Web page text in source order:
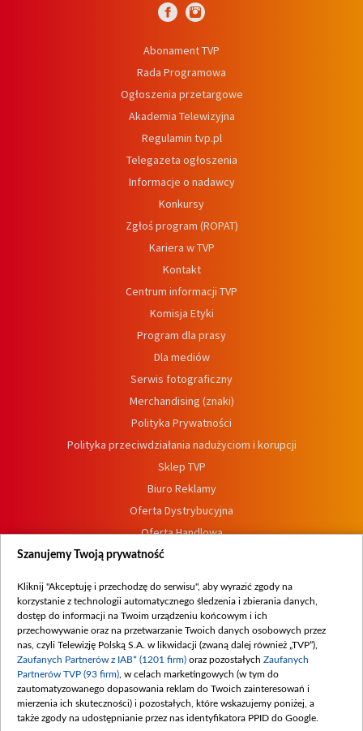
Abonament TVP
Rada Programowa
Ogłoszenia przetargowe
Akademia Telewizyjna
Regulamin tvp.pl
Telegazeta ogłoszenia
Informacje o nadawcy
Konkursy
Zgłoś program (ROPAT)
Kariera w TVP
Kontakt
Centrum informacji TVP
Komisja Etyki
Program dla prasy
Dla mediów
Serwis fotograficzny
Merchandising (znaki)
Polityka Prywatności
Polityka przeciwdziałania nadużyciom i korupcji
Sklep TVP
Biuro Reklamy
Oferta Dystrybucyjna
Oferta Handlowa
Dostępność
Procedura zgłoszeń wewnętrznych
Szanujemy Twoją prywatność
Kliknij "Akceptuję i przechodzę do serwisu", aby wyrazić zgody na
korzystanie z technologii automatycznego śledzenia i zbierania danych,
dostęp do informacji na Twoim urządzeniu końcowym i ich
przechowywanie oraz na przetwarzanie Twoich danych osobowych przez
nas, czyli Telewizję Polską S.A. w likwidacji (zwaną dalej również „TVP”),
Zaufanych Partnerów z IAB* (1201 firm) oraz pozostałych Zaufanych
Partnerów TVP (93 firm) , w celach marketingowych (w tym do
zautomatyzowanego dopasowania reklam do Twoich zainteresowań i
mierzenia ich skuteczności) i pozostałych, które wskazujemy poniżej, a
także zgody na udostępnianie przez nas identyfikatora PPID do Google.